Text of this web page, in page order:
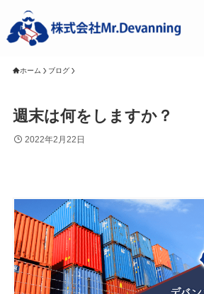
ホーム ブログ
週末は何をしますか？
2022年2月22日